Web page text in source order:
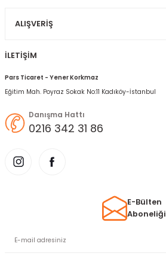
ALIŞVERIŞ
İLETİŞİM
Pars Ticaret - Yener Korkmaz
Eğitim Mah. Poyraz Sokak No:11 Kadıköy-İstanbul
Danışma Hattı
0216 342 31 86
E-Bülten
Aboneliği